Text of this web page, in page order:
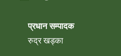
प्रधान सम्पादक
रुद्र खड्का